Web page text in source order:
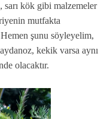
sarı kök gibi malzemeler
mutfakta
şunu söyleyelim,
kekik varsa aynı
olacaktır.